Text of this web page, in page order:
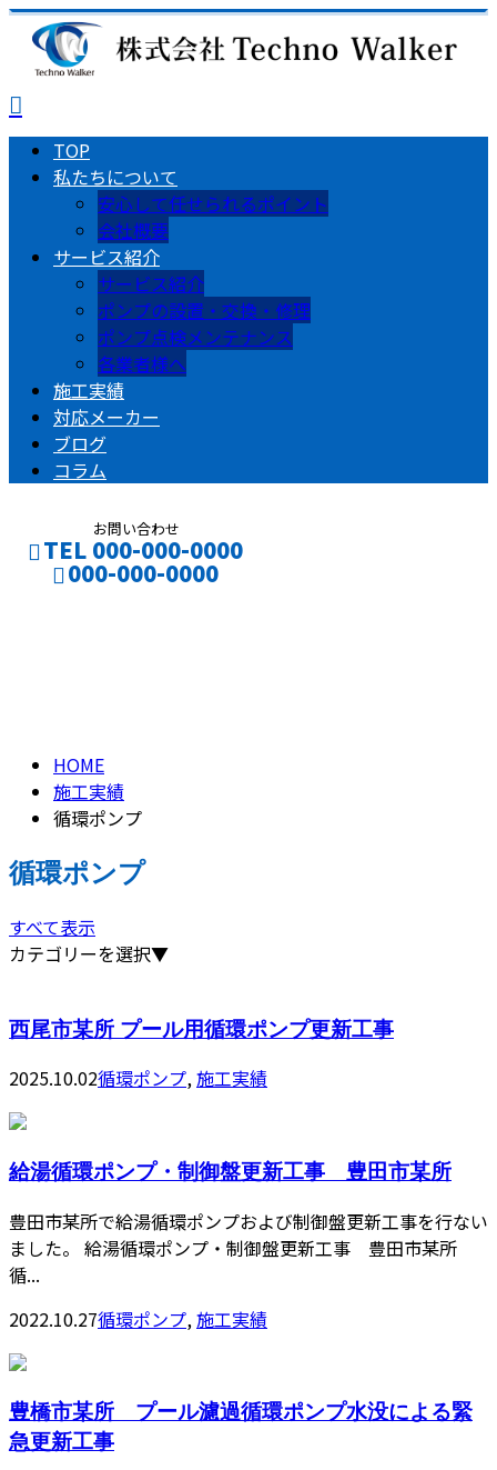
TOP
私たちについて
安心して任せられるポイント
会社概要
サービス紹介
サービス紹介
ポンプの設置・交換・修理
ポンプ点検メンテナンス
各業者様へ
施工実績
対応メーカー
ブログ
コラム
お問い合わせ
TEL 000-000-0000
000-000-0000
HOME
施工実績
循環ポンプ
循環ポンプ
すべて表示
カテゴリーを選択▼
西尾市某所 プール用循環ポンプ更新工事
2025.10.02循環ポンプ,施工実績
給湯循環ポンプ・制御盤更新工事 豊田市某所
豊田市某所で給湯循環ポンプおよび制御盤更新工事を行ない
ました。 給湯循環ポンプ・制御盤更新工事 豊田市某所
循...
2022.10.27循環ポンプ, 施工実績
豊橋市某所 プール濾過循環ポンプ水没による緊
急更新工事